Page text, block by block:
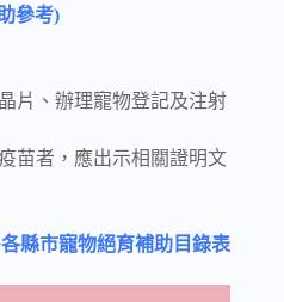
參考)
片、辦理寵物登記及注射
苗者，應出示相關證明文
市寵物絕育補助目錄表